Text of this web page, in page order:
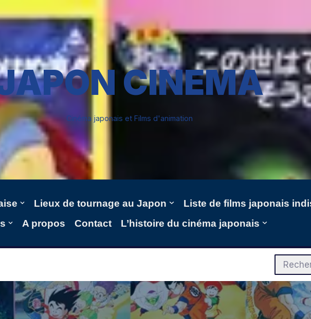
CINEMA
Cinéma japonais et Films d'animation
Lieux de tournage au Japon
Liste de films japonais
A propos Contact L’histoire du cinéma japonais